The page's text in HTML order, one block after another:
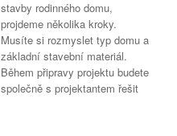
stavby rodinného domu,
projdeme několika kroky.
Musíte si rozmyslet typ domu a
základní stavební materiál.
Během připravy projektu budete
společně s projektantem řešit